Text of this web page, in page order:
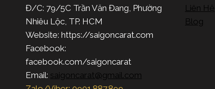
Đ/C: 79/5C Trần Văn Đang, Phường
Nhiêu Lộc, TP. HCM
Website: https://saigoncarat.com
Facebook:
facebook.com/saigoncarat
Email: saigoncarat@gmail.com
Liên Hệ
Blog